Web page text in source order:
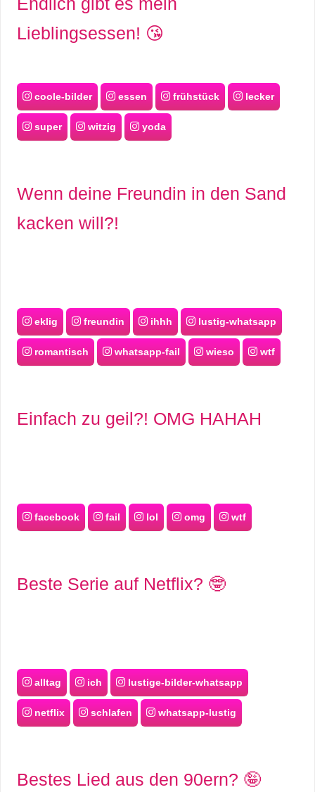
Lieblingsessen! 😘
coole-bilder essen frühstück lecker
super witzig yoda
Wenn deine Freundin in den Sand
kacken will?!
eklig freundin ihhh lustig-whatsapp
romantisch whatsapp-fail wieso wtf
Einfach zu geil?! OMG HAHAH
facebook fail lol omg wtf
Beste Serie auf Netflix? 🤓
alltag ich lustige-bilder-whatsapp
netflix schlafen whatsapp-lustig
Bestes Lied aus den 90ern? 🤪